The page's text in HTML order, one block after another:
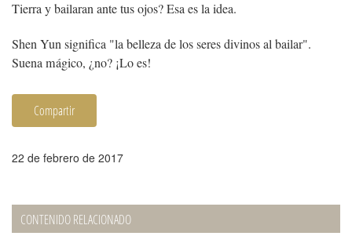
Tierra y bailaran ante tus ojos? Esa es la idea.
Shen Yun significa "la belleza de los seres divinos al bailar".
Suena mágico, ¿no? ¡Lo es!
Compartir
22 de febrero de 2017
CONTENIDO RELACIONADO